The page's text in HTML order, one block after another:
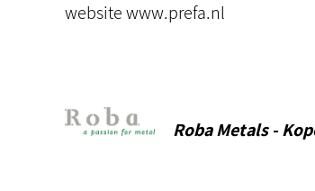
websitewww.prefa.nl
Roba Metals -